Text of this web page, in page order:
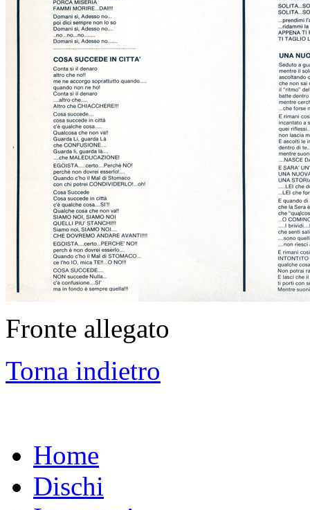
Fronte allegato
Torna indietro
Home
Dischi